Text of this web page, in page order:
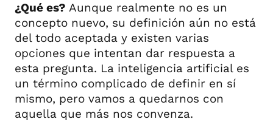
¿Qué es? Aunque realmente no es un
concepto nuevo, su definición aún no está
del todo aceptada y existen varias
opciones que intentan dar respuesta a
esta pregunta. La inteligencia artificial es
un término complicado de definir en sí
mismo, pero vamos a quedarnos con
aquella que más nos convenza.